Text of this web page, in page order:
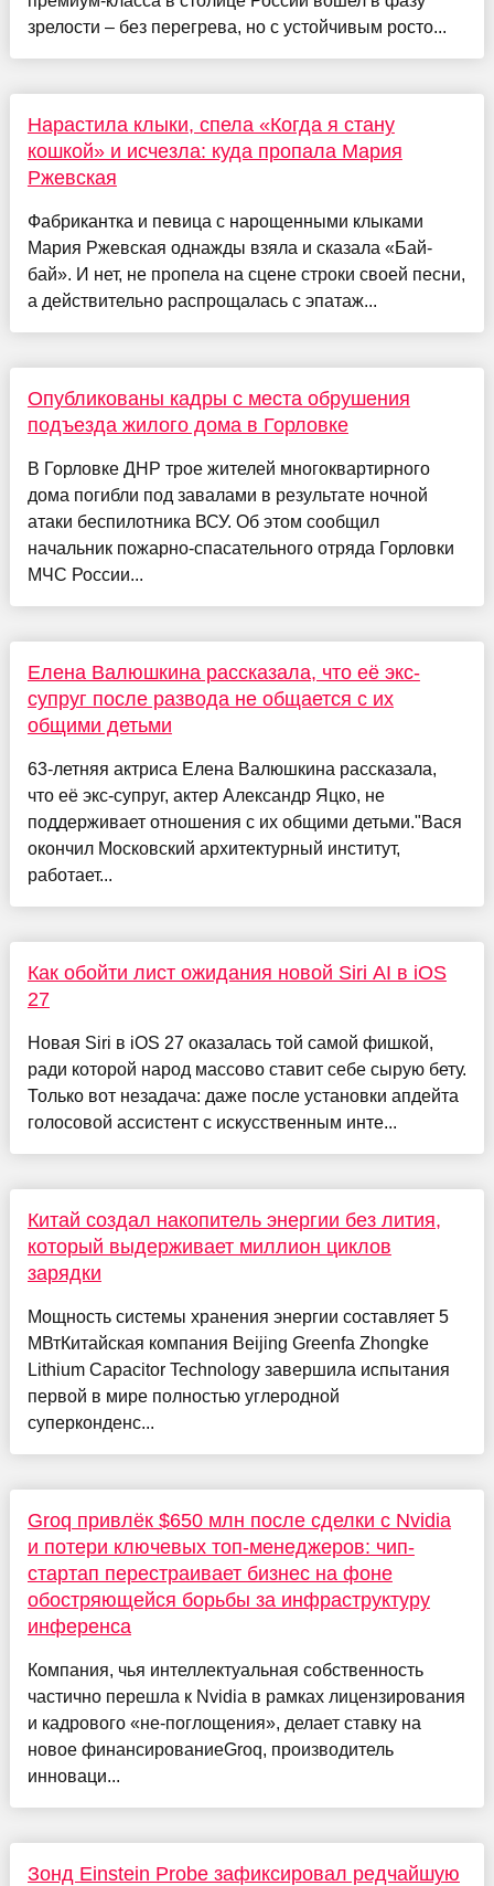
зрелости – без перегрева, но с устойчивым росто...
Нарастила клыки, спела «Когда я стану
кошкой» и исчезла: куда пропала Мария
Ржевская
Фабрикантка и певица с нарощенными клыками
Мария Ржевская однажды взяла и сказала «Бай-
бай». И нет, не пропела на сцене строки своей песни,
а действительно распрощалась с эпатаж...
Опубликованы кадры с места обрушения
подъезда жилого дома в Горловке
В Горловке ДНР трое жителей многоквартирного
дома погибли под завалами в результате ночной
атаки беспилотника ВСУ. Об этом сообщил
начальник пожарно-спасательного отряда Горловки
МЧС России...
Елена Валюшкина рассказала, что её экс-
супруг после развода не общается с их
общими детьми
63-летняя актриса Елена Валюшкина рассказала,
что её экс-супруг, актер Александр Яцко, не
поддерживает отношения с их общими детьми."Вася
окончил Московский архитектурный институт,
работает...
Как обойти лист ожидания новой Siri AI в iOS
27
Новая Siri в iOS 27 оказалась той самой фишкой,
ради которой народ массово ставит себе сырую бету.
Только вот незадача: даже после установки апдейта
голосовой ассистент с искусственным инте...
Китай создал накопитель энергии без лития,
который выдерживает миллион циклов
зарядки
Мощность системы хранения энергии составляет 5
МВтКитайская компания Beijing Greenfa Zhongke
Lithium Capacitor Technology завершила испытания
первой в мире полностью углеродной
суперконденс...
Groq привлёк $650 млн после сделки с Nvidia
и потери ключевых топ-менеджеров: чип-
стартап перестраивает бизнес на фоне
обостряющейся борьбы за инфраструктуру
инференса
Компания, чья интеллектуальная собственность
частично перешла к Nvidia в рамках лицензирования
и кадрового «не-поглощения», делает ставку на
новое финансированиеGroq, производитель
инноваци...
Зонд Einstein Probe зафиксировал редчайшую